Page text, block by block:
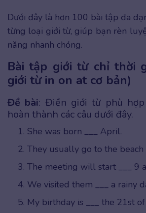
Dưới đây là hơn 100 bài tập đa
từng loại giới từ, giúp bạn rèn
năng nhanh chóng.
Bài tập giới từ chỉ thời
giới từ in on at cơ bản)
Đề bài: Điền giới từ phù
hoàn thành các câu dưới đây.
She was born ___ April.
They usually go to the beach
The meeting will start ___ 9
We visited them ___ a rainy
My birthday is ___ the 21st of